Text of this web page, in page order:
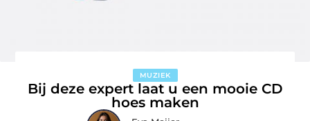
MUZIEK
Bij deze expert laat u een mooie CD
hoes maken